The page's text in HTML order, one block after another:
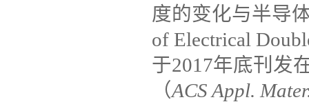
度的变化与半导
of Electrical
于2017年底刊发
（ACS Appl.